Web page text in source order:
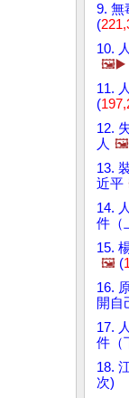
9. 無
(
10.
🖼️▶️
11.
(
12.
人 🖼️
13.
近平
14.
件（
15.
🖼️ (
16.
開自
17.
件（
18.
次)